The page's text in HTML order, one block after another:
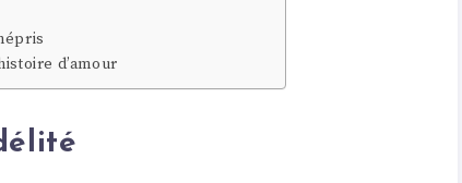
d’amour